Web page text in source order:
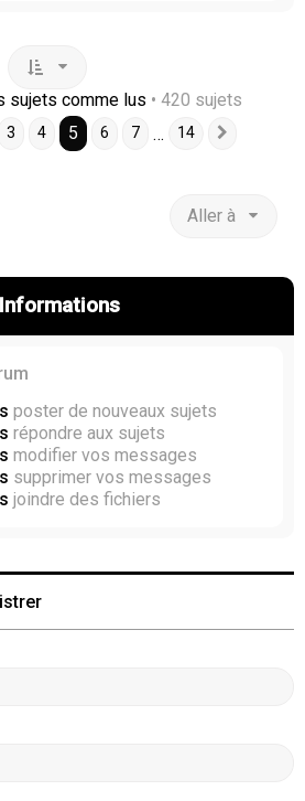
sujets comme lus • 420 sujets
3 4 5 6 7 … 14
Aller à
Informations
poster de nouveaux sujets
répondre aux sujets
modifier vos messages
supprimer vos messages
joindre des fichiers